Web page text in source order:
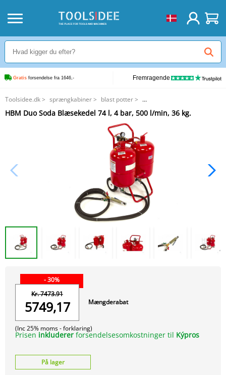
Gratis forsendelse fra 1646,- Fremragende
Toolsidee.dk> sprængkabiner> blast potter>
HBM Duo Soda Blæsekedel 74 l, 4 bar, 500 l/min, 36 kg.
HBM Duo Soda Blæsekedel 74 l, 4 bar, 500 l/min, 36 kg.
- 30%
Kr. 7473.91
5749,17
(Inc 25% moms -forklaring)
Mængderabat
Prisen inkluderer forsendelsesomkostninger til Kýpros
På lager